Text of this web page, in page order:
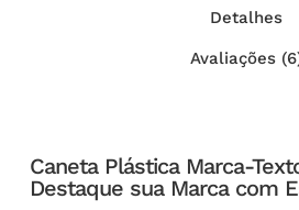
Detalhes
Avaliações
Caneta Plástica Marca-
Destaque sua Marca com